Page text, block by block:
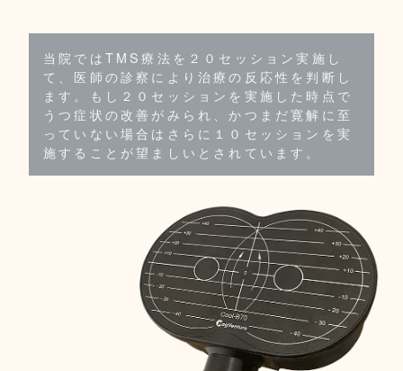
当院ではTMS療法を２０セッション実施し
て、医師の診察により治療の反応性を判断し
ます。もし２０セッションを実施した時点で
うつ症状の改善がみられ、かつまだ寛解に至
っていない場合はさらに１０セッションを実
施することが望ましいとされています。